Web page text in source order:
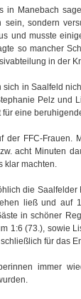
in Manebach
sondern
und musste
so mancher
in der
in Saalfeld
Pelz und
eine
FFC-Frauen.
acht Minuten
klar machten.
die
ließ und auf
in schöner
1:6 (73.), sowie
für das
immer